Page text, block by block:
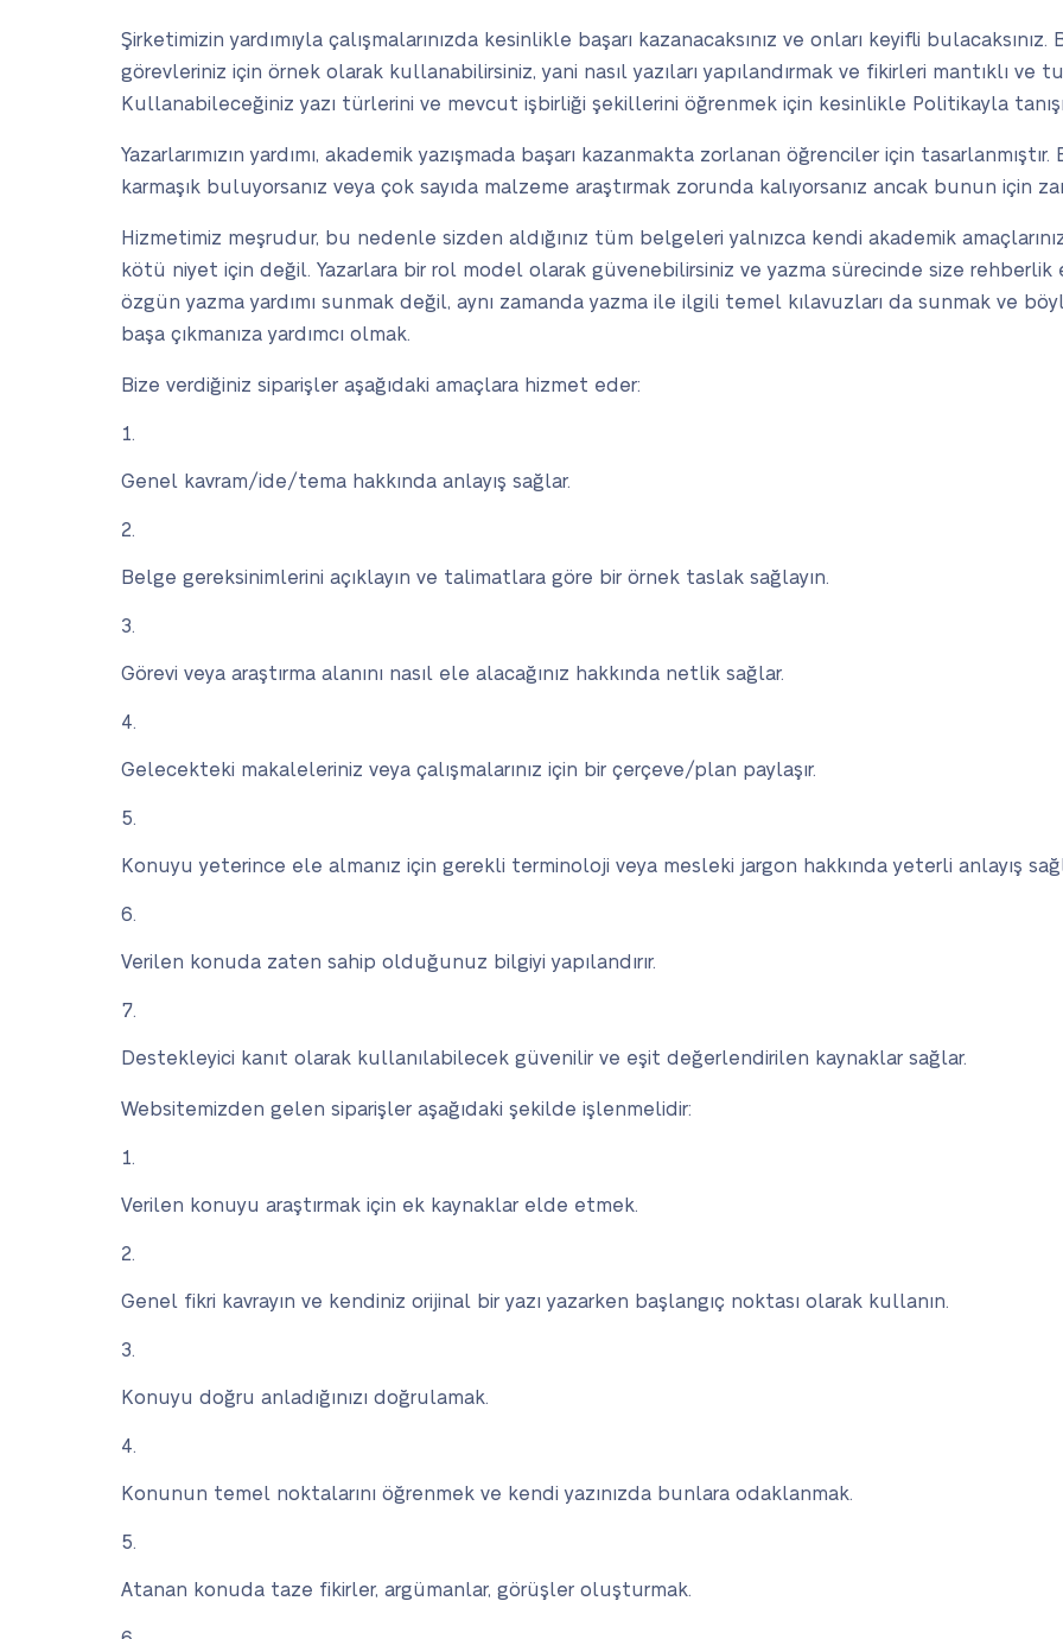
Şirketimizin yardımıyla çalışmalarınızda kesinlikle başarı kazanacaksınız ve onları keyifli
görevleriniz için örnek olarak kullanabilirsiniz, yani nasıl yazıları yapılandırmak ve fikirleri mantıklı
Kullanabileceğiniz yazı türlerini ve mevcut işbirliği şekillerini öğrenmek için kesinlikle Politikayla
Yazarlarımızın yardımı, akademik yazışmada başarı kazanmakta zorlanan öğrenciler için
karmaşık buluyorsanız veya çok sayıda malzeme araştırmak zorunda kalıyorsanız ancak bunun için
Hizmetimiz meşrudur, bu nedenle sizden aldığınız tüm belgeleri yalnızca kendi akademik
kötü niyet için değil. Yazarlara bir rol model olarak güvenebilirsiniz ve yazma sürecinde size rehberlik
özgün yazma yardımı sunmak değil, aynı zamanda yazma ile ilgili temel kılavuzları da sunmak ve
başa çıkmanıza yardımcı olmak.
Bize verdiğiniz siparişler aşağıdaki amaçlara hizmet eder:
Genel kavram/ide/tema hakkında anlayış sağlar.
Belge gereksinimlerini açıklayın ve talimatlara göre bir örnek taslak sağlayın.
Görevi veya araştırma alanını nasıl ele alacağınız hakkında netlik sağlar.
Gelecekteki makaleleriniz veya çalışmalarınız için bir çerçeve/plan paylaşır.
Konuyu yeterince ele almanız için gerekli terminoloji veya mesleki jargon hakkında yeterli anlayış
Verilen konuda zaten sahip olduğunuz bilgiyi yapılandırır.
Destekleyici kanıt olarak kullanılabilecek güvenilir ve eşit değerlendirilen kaynaklar sağlar.
Websitemizden gelen siparişler aşağıdaki şekilde işlenmelidir:
Verilen konuyu araştırmak için ek kaynaklar elde etmek.
Genel fikri kavrayın ve kendiniz orijinal bir yazı yazarken başlangıç noktası olarak kullanın.
Konuyu doğru anladığınızı doğrulamak.
Konunun temel noktalarını öğrenmek ve kendi yazınızda bunlara odaklanmak.
Atanan konuda taze fikirler, argümanlar, görüşler oluşturmak.